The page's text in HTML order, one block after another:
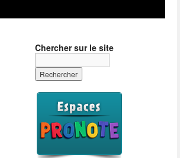
Chercher sur le site